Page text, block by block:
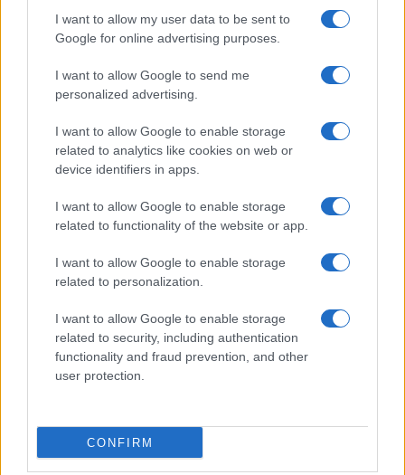
I want to allow my user data to be sent to
Google for online advertising purposes.
I want to allow Google to send me
personalized advertising.
I want to allow Google to enable storage
related to analytics like cookies on web or
device identifiers in apps.
I want to allow Google to enable storage
related to functionality of the website or app.
I want to allow Google to enable storage
related to personalization.
I want to allow Google to enable storage
related to security, including authentication
functionality and fraud prevention, and other
user protection.
CONFIRM